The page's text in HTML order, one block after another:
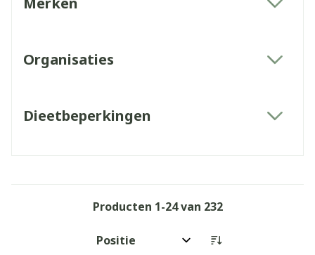
Organisaties
Dieetbeperkingen
Producten 1-24van 232
Sorteer op: